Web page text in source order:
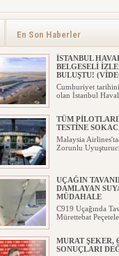
En Son Haberler
İSTANBUL
BELGESELİ
BULUŞTU!
Cumhuriyet
olan İstanbul
TÜM
TESTİNE
Malaysia
Zorunlu
UÇAĞIN
DAMLAYAN
MÜDAHALE
C919 Uçağında
Mürettebat
MURAT ŞEKER,
SONUÇLARI